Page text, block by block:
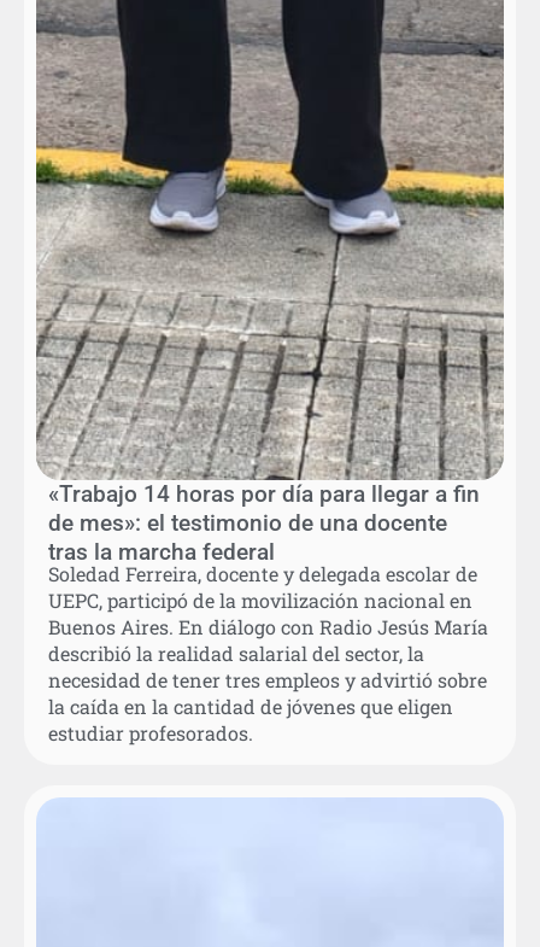
«Trabajo 14 horas por día para llegar a fin
de mes»: el testimonio de una docente
tras la marcha federal
Soledad Ferreira, docente y delegada escolar de
UEPC, participó de la movilización nacional en
Buenos Aires. En diálogo con Radio Jesús María
describió la realidad salarial del sector, la
necesidad de tener tres empleos y advirtió sobre
la caída en la cantidad de jóvenes que eligen
estudiar profesorados.